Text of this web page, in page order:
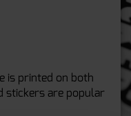
is printed on both
stickers are popular